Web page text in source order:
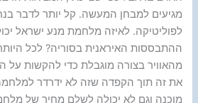
מגיעים למבחן המעשה. קל יותר לדבר
לפוליטיקה. לאיזה מלחמת מנע ישראל
ההתבססות האיראנית בסוריה? לכל
מהאוויר בצורה מוגבלת כדי להקשות על
את זה תוך הקפדה שזה לא ידרדר
מוכנה וגם לא יכולה לשלם מחיר של